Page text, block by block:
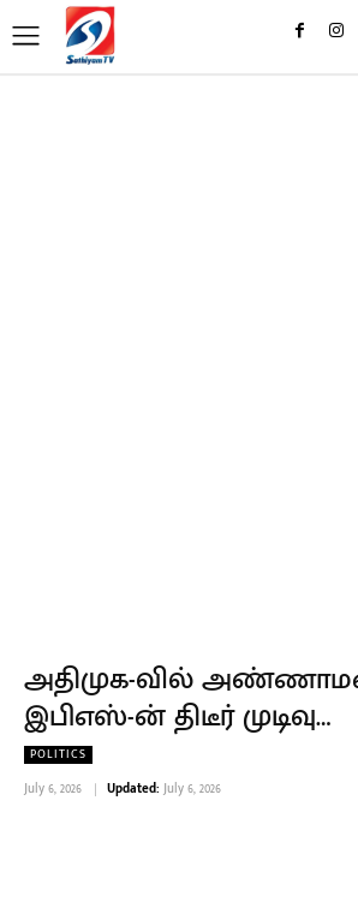
அதிமுக-வில்
இபிஎஸ்-ன் திடீர் முடிவு…
POLITICS
July 6, 2026 Updated: July 6, 2026